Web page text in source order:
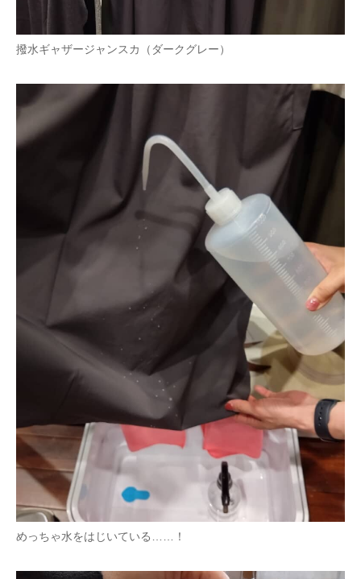
モノづくり技術者専門サイト
電子設計の基本と応用
エネルギーの専門メディア
建設×テクノロジーの最前線
ちょっと気になるネットの話題
撥水ギャザージャンスカ（ダークグレー）
めっちゃ水をはじいている……！